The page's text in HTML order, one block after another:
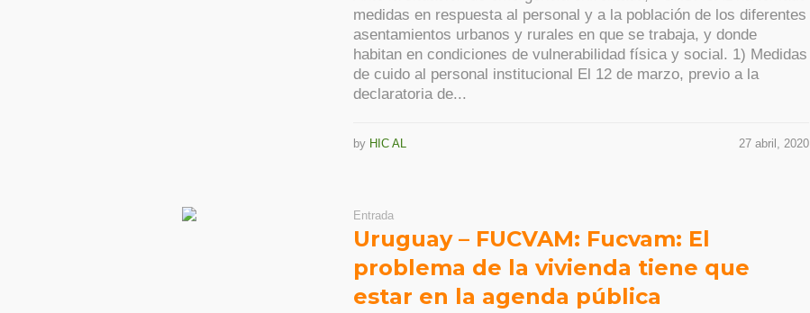
medidas en respuesta al personal y a la población de los diferentes
asentamientos urbanos y rurales en que se trabaja, y donde
habitan en condiciones de vulnerabilidad física y social. 1) Medidas
de cuido al personal institucional El 12 de marzo, previo a la
declaratoria de...
27 abril, 2020
by HIC AL
Entrada
Uruguay – FUCVAM: Fucvam: El
problema de la vivienda tiene que
estar en la agenda pública